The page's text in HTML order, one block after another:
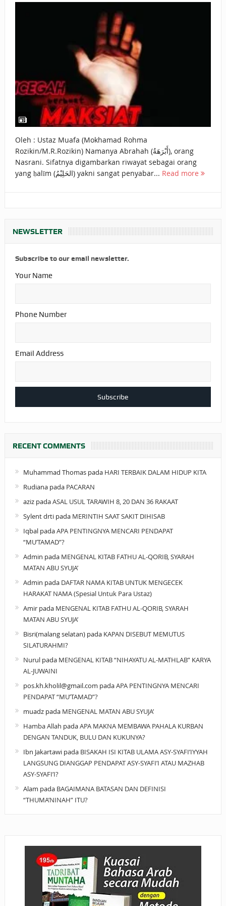
BAGAIMANA CARA MEMBAYAR ZAKAT UANG?
UANG HARAM BISA MENJADI HALAL JIKA SEBAB
KEPEMILIKANNYA BERUBAH
ISTIDLAL BATIL VS ISTIDLAL SYAR’I
BAHASA CINTA KARENA ALLAH
HUKUM MEMBAYAR ZAKAT DENGAN CARA MENGANGSUR
Oleh : Ustaz Muafa (Mokhamad Rohma
Rozikin/M.R.Rozikin) Namanya Abrahah (أَبْرَهَةُ), orang
Nasrani. Sifatnya digambarkan riwayat sebagai orang
yang ḥalīm (الحَلِيْمُ) yakni sangat penyabar... Read more
NEWSLETTER
Subscribe to our email newsletter.
Your Name
Phone Number
Email Address
RECENT COMMENTS
Muhammad Thomaspada HARI TERBAIK DALAM HIDUP KITA
Rudianapada PACARAN
azizpadaASAL USUL TARAWIH 8, 20 DAN 36 RAKAAT
Sylent drtipada MERINTIH SAAT SAKIT DIHISAB
IqbalpadaAPA PENTINGNYA MENCARI PENDAPAT
“MU’TAMAD”?
Admin pada MENGENAL KITAB FATHU AL-QORIB, SYARAH
MATAN ABU SYUJA’
Admin pada DAFTAR NAMA KITAB UNTUK MENGECEK
HARAKAT NAMA (Spesial Untuk Para Ustaz)
Amirpada MENGENAL KITAB FATHU AL-QORIB, SYARAH
MATAN ABU SYUJA’
Bisri(malang selatan)pada KAPAN DISEBUT MEMUTUS
SILATURAHMI?
Nurulpada MENGENAL KITAB “NIHAYATU AL-MATHLAB” KARYA
AL-JUWAINI
pos.kh.kholil@gmail.com padaAPA PENTINGNYA MENCARI
PENDAPAT “MU’TAMAD”?
muadzpada MENGENAL MATAN ABU SYUJA’
Hamba Allah padaAPA MAKNA MEMBAWA PAHALA KURBAN
DENGAN TANDUK, BULU DAN KUKUNYA?
Ibn Jakartawipada BISAKAH ISI KITAB ULAMA ASY-SYAFI’IYYAH
LANGSUNG DIANGGAP PENDAPAT ASY-SYAFI’I ATAU MAZHAB
ASY-SYAFI’I?
Alam pada BAGAIMANA BATASAN DAN DEFINISI
“THUMA’NINAH” ITU?